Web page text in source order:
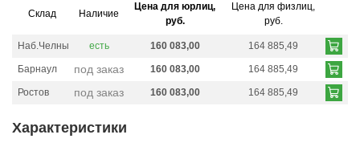
Характеристики
Склад Наличие
Цена для юрлиц,
руб.
Цена для физлиц,
руб.
Наб.Челны есть 160 083,00 164 885,49
Барнаул под заказ 160 083,00 164 885,49
Ростов под заказ 160 083,00 164 885,49